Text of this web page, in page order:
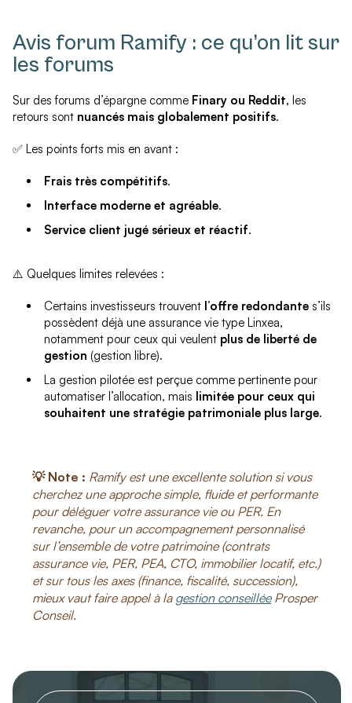
Avis forum Ramify : ce qu’on lit sur
les forums
Sur des forums d’épargne comme Finary ou Reddit, les
retours sont nuancés mais globalement positifs.
✅ Les points forts mis en avant :
Frais très compétitifs.
Interface moderne et agréable.
Service client jugé sérieux et réactif.
⚠️ Quelques limites relevées :
Certains investisseurs trouvent l’offre redondante s’ils
possèdent déjà une assurance vie type Linxea,
notamment pour ceux qui veulent plus de liberté de
gestion (gestion libre).
La gestion pilotée est perçue comme pertinente pour
automatiser l’allocation, mais limitée pour ceux qui
souhaitent une stratégie patrimoniale plus large.
💡 Note : Ramify est une excellente solution si vous
cherchez une approche simple, fluide et performante
pour déléguer votre assurance vie ou PER. En
revanche, pour un accompagnement personnalisé
sur l’ensemble de votre patrimoine (contrats
assurance vie, PER, PEA, CTO, immobilier locatif, etc.)
et sur tous les axes (finance, fiscalité, succession),
mieux vaut faire appel à la gestion conseilléeProsper
Conseil.